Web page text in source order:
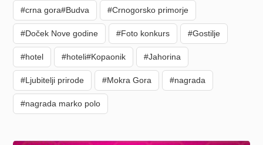
#crna gora#Budva #Crnogorsko primorje
#Doček Nove godine #Foto konkurs #Gostilje
#hotel #hoteli#Kopaonik #Jahorina
#Ljubitelji prirode #Mokra Gora #nagrada
#nagrada marko polo